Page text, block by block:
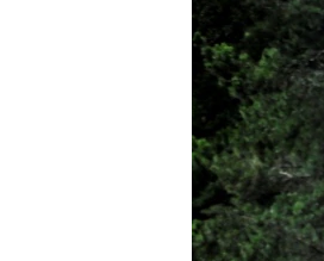
ПОДПИШИТЕСЬ НА РАССЫЛКУ